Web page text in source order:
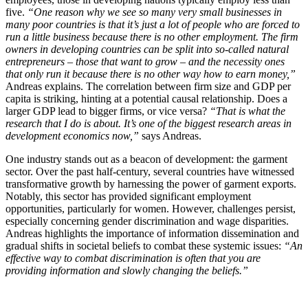
five. “One reason why we see so many very small businesses in
many poor countries is that it’s just a lot of people who are forced to
run a little business because there is no other employment. The firm
owners in developing countries can be split into so-called natural
entrepreneurs – those that want to grow – and the necessity ones
that only run it because there is no other way how to earn money,”
Andreas explains. The correlation between firm size and GDP per
capita is striking, hinting at a potential causal relationship. Does a
larger GDP lead to bigger firms, or vice versa? “That is what the
research that I do is about. It’s one of the biggest research areas in
development economics now,” says Andreas.
One industry stands out as a beacon of development: the garment
sector. Over the past half-century, several countries have witnessed
transformative growth by harnessing the power of garment exports.
Notably, this sector has provided significant employment
opportunities, particularly for women. However, challenges persist,
especially concerning gender discrimination and wage disparities.
Andreas highlights the importance of information dissemination and
gradual shifts in societal beliefs to combat these systemic issues: “An
effective way to combat discrimination is often that you are
providing information and slowly changing the beliefs.”